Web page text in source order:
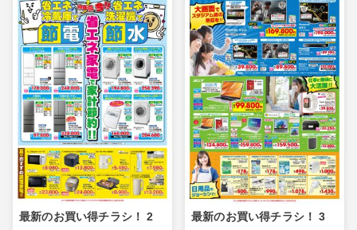
最新のお買い得チラシ！ 2 最新のお買い得チラシ！ 3